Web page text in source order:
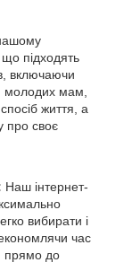
що підходять
включаючи
молодих мам,
життя, а
про своє
Наш інтернет-
вибирати і
час
прямо до